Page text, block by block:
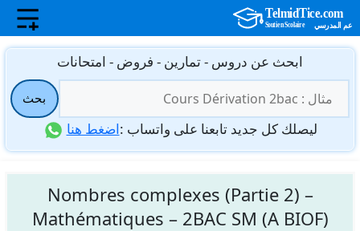
انتقل
المحتوى
ابحث عن دروس - تمارين - فروض - امتحانات
عن:
بحث
ليصلك كل جديد تابعنا على واتساب :اضغط هنا
Nombres complexes (Partie 2) –
Mathématiques – 2BAC SM (A BIOF)